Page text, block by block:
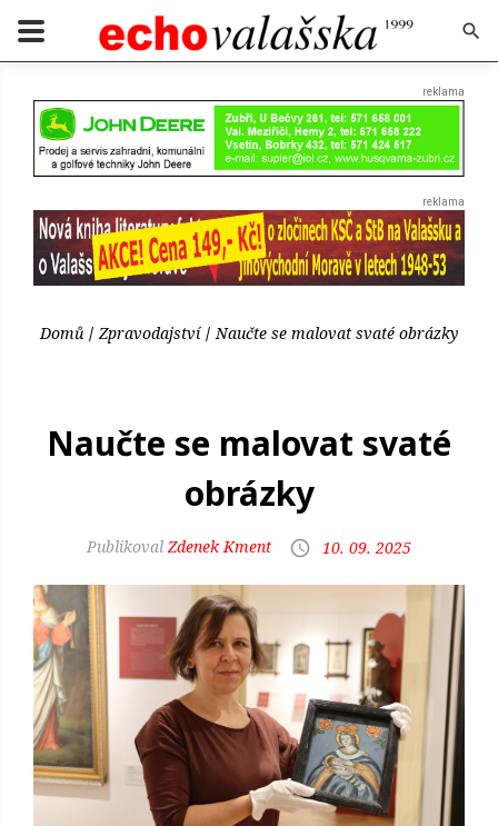
Domů Zpravodajství Naučte se malovat svaté obrázky
Naučte se malovat svaté
obrázky
Zdenek Kment 10. 09. 2025